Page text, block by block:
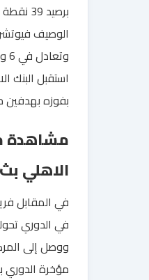
استقبل البنك
بفوزه بهدفين
مشاهدة
الاهلي
في المقابل
في الدوري
ووصل إلى